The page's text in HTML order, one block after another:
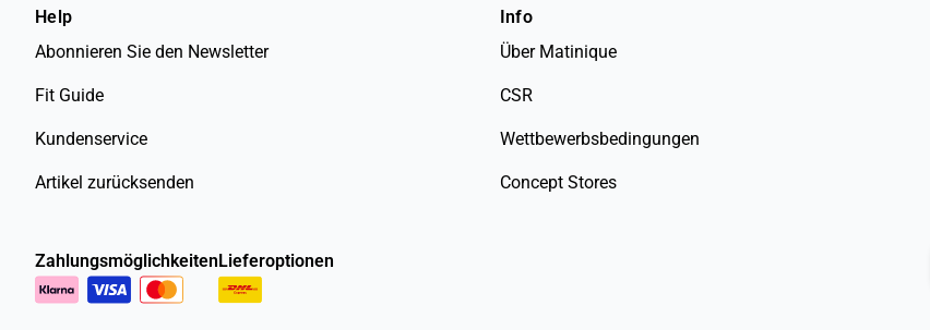
Help
Abonnieren Sie den Newsletter
Fit Guide
Kundenservice
Artikel zurücksenden
Info
Über Matinique
CSR
Wettbewerbsbedingungen
Concept Stores
ZahlungsmöglichkeitenLieferoptionen